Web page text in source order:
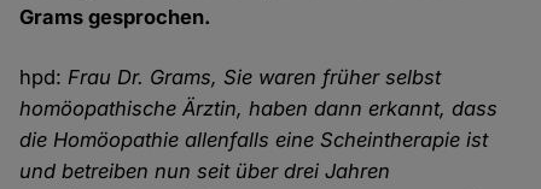
Grams gesprochen.
hpd:Frau Dr. Grams, Sie waren früher selbst
homöopathische Ärztin, haben dann erkannt, dass
die Homöopathie allenfalls eine Scheintherapie ist
und betreiben nun seit über drei Jahren